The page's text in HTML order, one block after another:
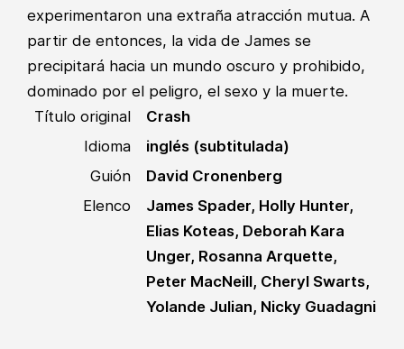
experimentaron una extraña atracción mutua. A
partir de entonces, la vida de James se
precipitará hacia un mundo oscuro y prohibido,
dominado por el peligro, el sexo y la muerte.
Título original
Crash
Idioma
inglés (subtitulada)
Guión
David Cronenberg
Elenco
James Spader, Holly Hunter,
Elias Koteas, Deborah Kara
Unger, Rosanna Arquette,
Peter MacNeill, Cheryl Swarts,
Yolande Julian, Nicky Guadagni